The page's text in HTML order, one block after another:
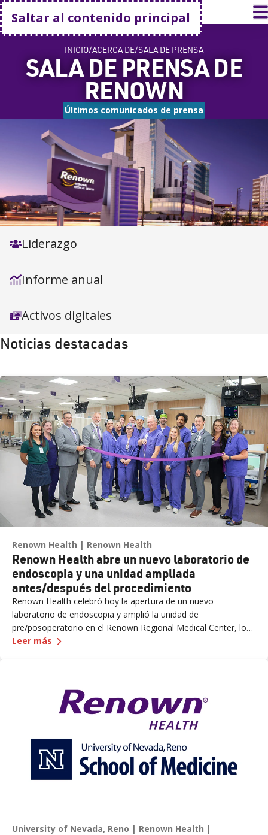
Saltar al contenido principal
Volver a casa
INICIO ACERCA DE SALA DE PRENSA
SALA DE PRENSA DE
RENOWN
Últimos comunicados de prensa
Liderazgo
Informe anual
Activos digitales
Noticias destacadas
Renown Health Renown Health
Renown Health abre un nuevo laboratorio de
endoscopia y una unidad ampliada
antes/después del procedimiento
Renown Health celebró hoy la apertura de un nuevo
laboratorio de endoscopia y amplió la unidad de
pre/posoperatorio en el Renown Regional Medical Center, lo
que aumentó el acceso a atención especializada y apoyó las
Leer más —
University of Nevada, Reno
Renown Health